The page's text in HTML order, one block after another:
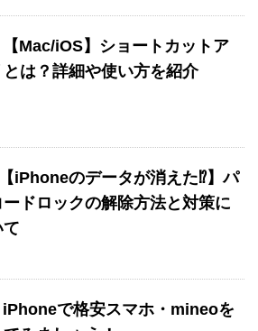
Mac/iOS】ショートカットア
とは？詳細や使い方を紹介
iPhoneのデータが消えた⁉︎】パ
ードロックの解除方法と対策に
で格安スマホ・mineoを